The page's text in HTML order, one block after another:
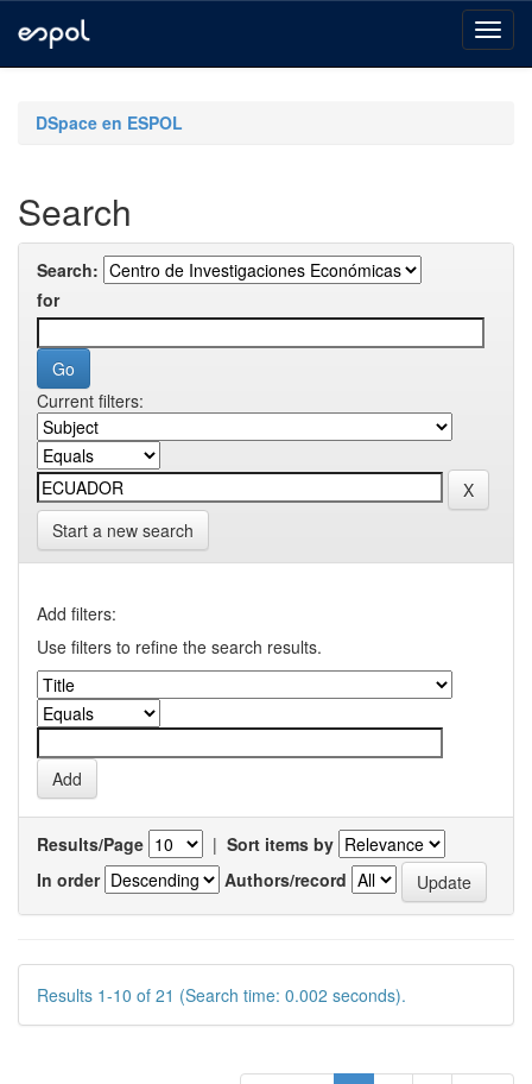
navigationDSpace en ESPOL
Search
Search:
for
Current filters:
Start a new search
Add filters:
Use filters to refine the search results.
Results/Page | Sort items by
In order
Authors/record
Results 1-10 of 21 (Search time: 0.002 seconds).